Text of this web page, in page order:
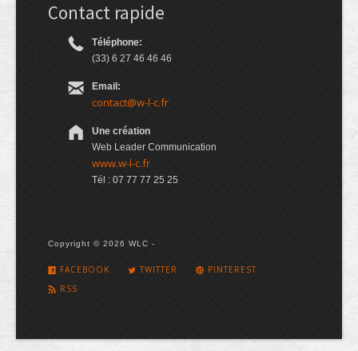
Contact rapide
Téléphone:
(33) 6 27 46 46 46
Email:
contact@w-l-c.fr
Une création
Web Leader Communication
www.w-l-c.fr
Tél : 07 77 77 25 25
Copyright © 2026 WLC -
FACEBOOK TWITTER
PINTEREST
RSS